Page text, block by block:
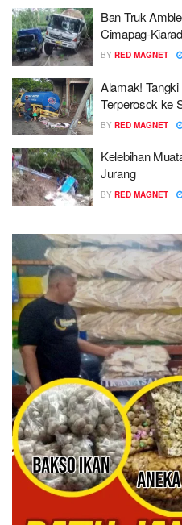
Ban Truk
Cimapag-
BY RED MAGNET
Alamak!
Terperosok ke
BY RED MAGNET
Kelebihan
Jurang
BY RED MAGNET